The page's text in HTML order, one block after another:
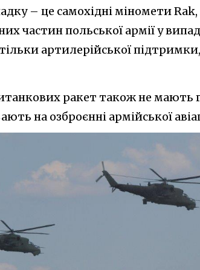
– це самохідні міномети Rak,
частин польської армії у
артилерійської
ракет також не мають
на озброєнні армійської